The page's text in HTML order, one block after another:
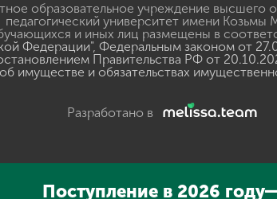
образовательное учреждение высшего
педагогический университет имени Козьмы
и иных лиц размещены в
Федерации", Федеральным законом от
Правительства РФ от
имуществе и обязательствах
Разработано в
Поступление в 2026 году